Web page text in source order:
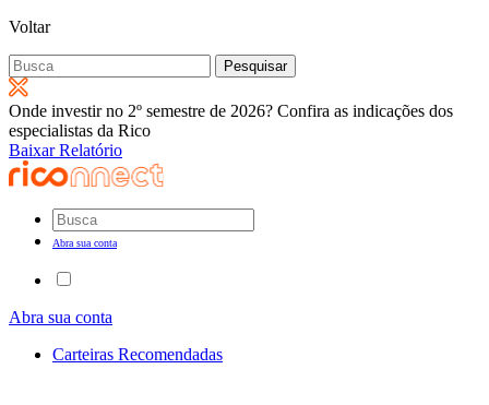
Voltar
Pesquisar
por:
Onde investir no 2º semestre de 2026? Confira as indicações dos
especialistas da Rico
Baixar Relatório
Abra sua conta
Abra sua conta
Carteiras Recomendadas